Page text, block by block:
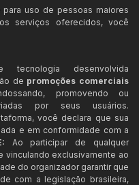
uso de pessoas maiores
serviços oferecidos, você
tecnologia desenvolvida
de promoções comerciais
promovendo ou
por seus usuários.
você declara que sua
e em conformidade com a
Ao participar de qualquer
vinculando exclusivamente ao
do organizador garantir que
com a legislação brasileira,